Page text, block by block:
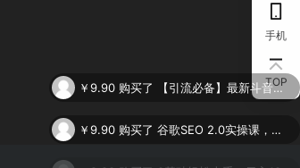
手机
TOP
【引流必备】最新斗音全功能全自动引流脚本，解放双手自动引流精准粉